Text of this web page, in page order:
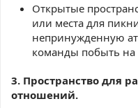
Открытые
или места для
непринужденную
команды побыть на
3. Пространство для
отношений.